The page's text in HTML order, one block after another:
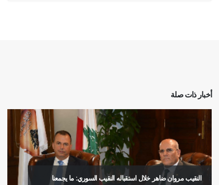
أخبار ذات صلة
النقيب مروان ضاهر خلال استقباله النقيب السوري: ما يجمعنا